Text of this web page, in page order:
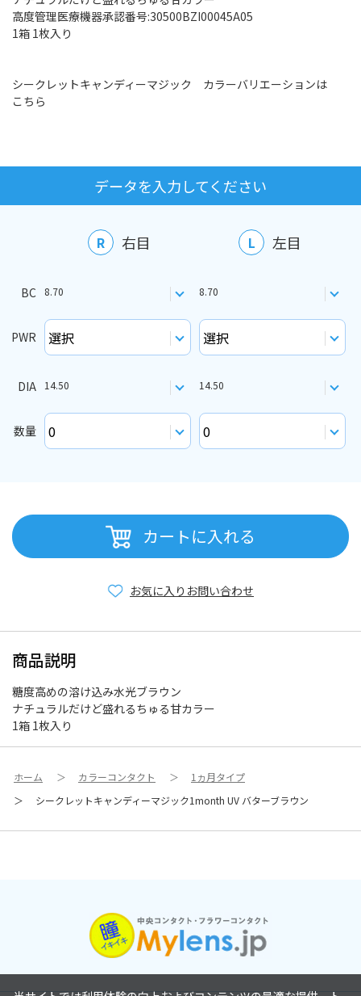
高度管理医療機器承認番号:30500BZI00045A05
1箱 1枚入り
シークレットキャンディーマジック カラーバリエーションは
こちら
データを入力してください
R 右目 L 左目
BC 8.70 8.70
PWR
DIA 14.50 14.50
数量
カートに入れる
お気に入り お問い合わせ
商品説明
糖度高めの溶け込み水光ブラウン
ナチュラルだけど盛れるちゅる甘カラー
1箱 1枚入り
ホーム ＞ カラーコンタクト ＞
1ヵ月タイプ
＞
シークレットキャンディーマジック1month UV バターブラウン